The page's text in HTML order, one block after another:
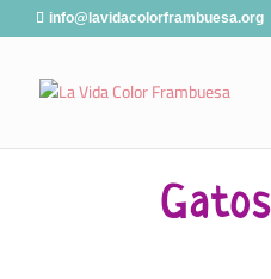
info@lavidacolorframbuesa.org